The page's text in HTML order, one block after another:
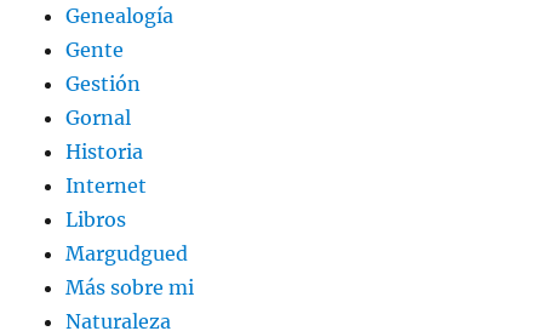
Genealogía
Gente
Gestión
Gornal
Historia
Internet
Libros
Margudgued
Más sobre mi
Naturaleza